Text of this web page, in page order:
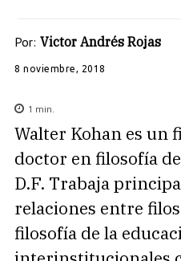
Por: Victor Andrés Rojas
8 noviembre, 2018
1 min.
Walter Kohan es un
doctor en filosofía
D.F. Trabaja
relaciones entre
filosofía de la